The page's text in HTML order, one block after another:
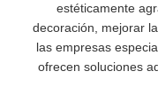
estéticamente
decoración, mejorar
las empresas
ofrecen soluciones